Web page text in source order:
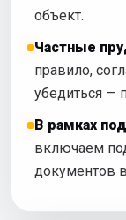
объект.
Частные
правило,
убедиться —
В рамках
включаем
документов